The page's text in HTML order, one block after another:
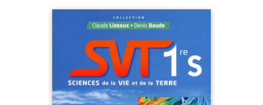
Se souvenir de moi
Mot de passe ou identifiant oublié